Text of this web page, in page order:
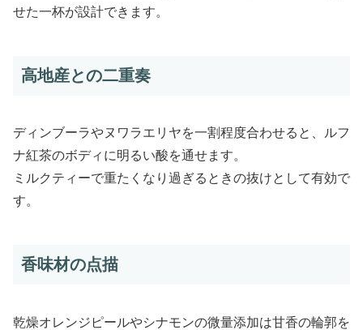
せた一杯が設計できます。
高地産との二重奏
ディンブーラやヌワラエリヤを一割程度合わせると、ルフ
ナ紅茶のボディに明るい酸を通せます。
ミルクティーで重たくなり過ぎるときの抜けとして有効で
す。
香味材の点描
乾燥オレンジピールやシナモンの微量添加は甘香の輪郭を